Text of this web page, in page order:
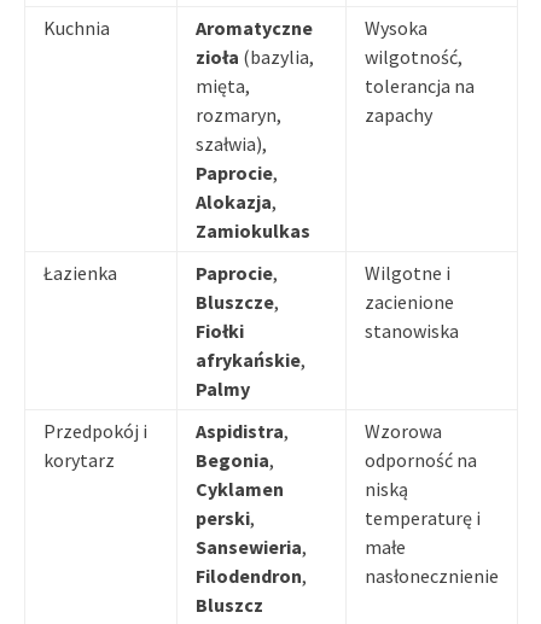
Kuchnia
Aromatyczne
zioła (bazylia,
mięta,
rozmaryn,
szałwia),
Paprocie,
Alokazja,
Zamiokulkas
Wysoka
wilgotność,
tolerancja na
zapachy
Łazienka Paprocie,
Bluszcze,
Fiołki
afrykańskie,
Palmy
Wilgotne i
zacienione
stanowiska
Przedpokój i
korytarz
Aspidistra,
Begonia,
Cyklamen
perski,
Sansewieria,
Filodendron,
Bluszcz
Wzorowa
odporność na
niską
temperaturę i
małe
nasłonecznienie